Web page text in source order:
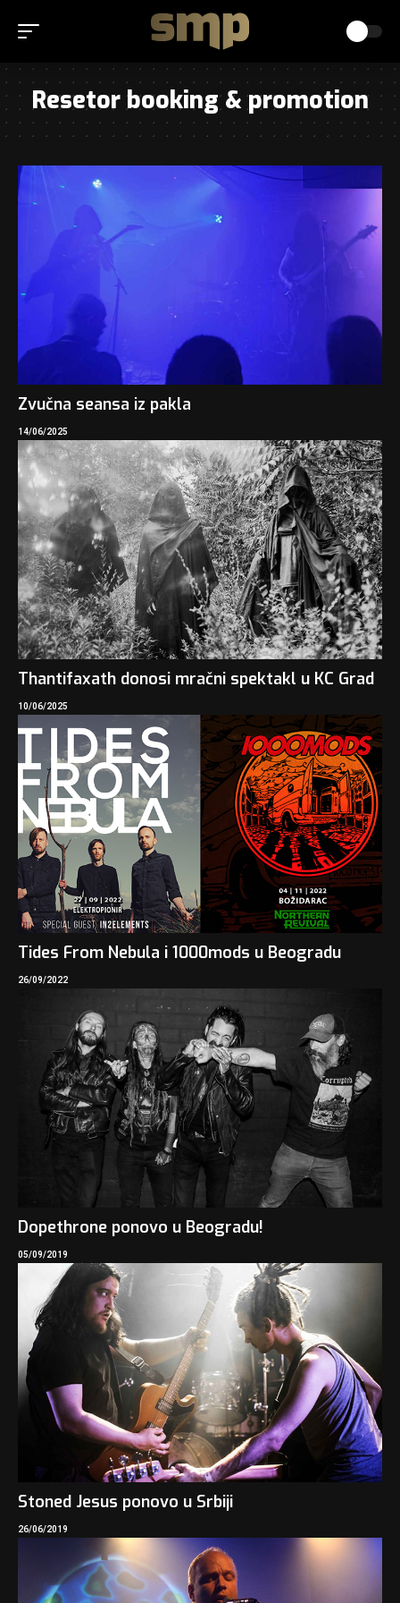
Resetor booking & promotion
Zvučna seansa iz pakla
14/06/2025
Thantifaxath donosi mračni spektakl u KC Grad
10/06/2025
Tides From Nebula i 1000mods u Beogradu
26/09/2022
Dopethrone ponovo u Beogradu!
05/09/2019
Stoned Jesus ponovo u Srbiji
26/06/2019